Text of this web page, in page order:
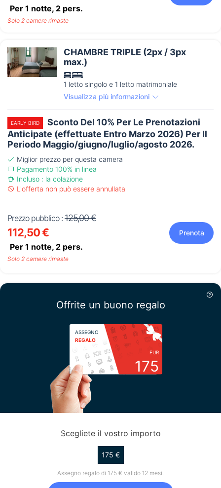
Per 1 notte, 2 pers.
Solo 2 camere rimaste
CHAMBRE TRIPLE (2px / 3px
max.)
1 letto singolo e 1 letto matrimoniale
Visualizza più informazioni
EARLY BIRD
Sconto Del 10% Per Le Prenotazioni
Anticipate (effettuate Entro Marzo 2026) Per Il
Periodo Maggio/giugno/luglio/agosto 2026.
Miglior prezzo per questa camera
Pagamento 100% in linea
Incluso : la colazione
L'offerta non può essere annullata
Prezzo pubblico : 125,00 €
112,50 €
Per 1 notte, 2 pers.
Prenota
Solo 2 camere rimaste
Offrite un buono regalo
ASSEGNO
REGALO
EUR
175
Scegliete il vostro importo
175 €
Assegno regalo di 175 € valido 12 mesi.